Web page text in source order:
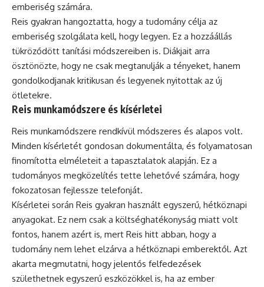
emberiség számára.
Reis gyakran hangoztatta, hogy a tudomány célja az
emberiség szolgálata kell, hogy legyen. Ez a hozzáállás
tükröződött tanítási módszereiben is. Diákjait arra
ösztönözte, hogy ne csak megtanulják a tényeket, hanem
gondolkodjanak kritikusan és legyenek nyitottak az új
ötletekre.
Reis munkamódszere és kísérletei
Reis munkamódszere rendkívül módszeres és alapos volt.
Minden kísérletét gondosan dokumentálta, és folyamatosan
finomította elméleteit a tapasztalatok alapján. Ez a
tudományos megközelítés tette lehetővé számára, hogy
fokozatosan fejlessze telefonját.
Kísérletei során Reis gyakran használt egyszerű, hétköznapi
anyagokat. Ez nem csak a költséghatékonyság miatt volt
fontos, hanem azért is, mert Reis hitt abban, hogy a
tudomány nem lehet elzárva a hétköznapi emberektől. Azt
akarta megmutatni, hogy jelentős felfedezések
születhetnek egyszerű eszközökkel is, ha az ember